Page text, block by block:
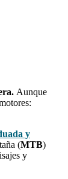
Aunque
y
(MTB)
y